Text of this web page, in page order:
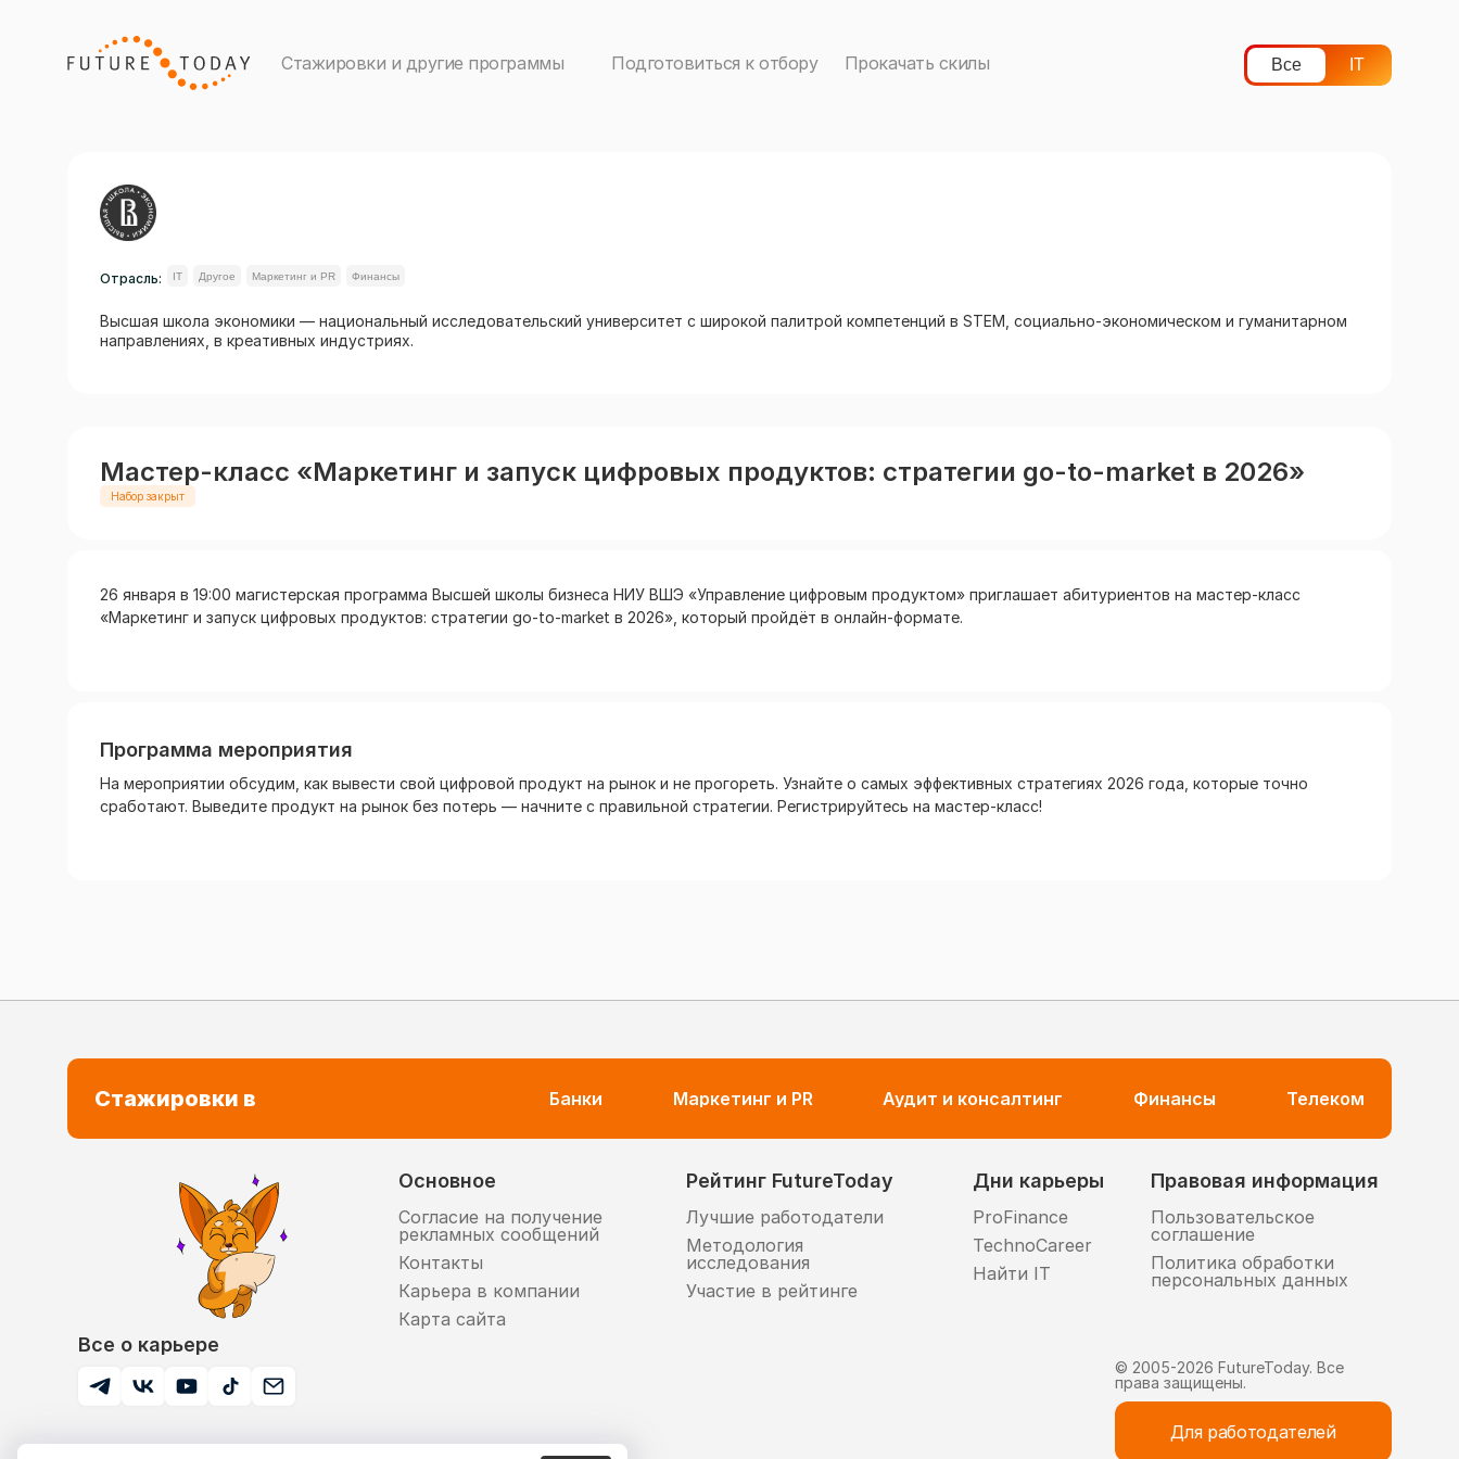
Стажировки и другие программы Подготовиться к отбору Прокачать скилы Все IT
Отрасль: IT Другое Маркетинг и PR Финансы
Высшая школа экономики — национальный исследовательский университет с широкой палитрой компетенций в STEM, социально-экономическом и гуманитарном
направлениях, в креативных индустриях.
Мастер-класс «Маркетинг и запуск цифровых продуктов: стратегии go-to-market в 2026»
Набор закрыт
26 января в 19:00 магистерская программа Высшей школы бизнеса НИУ ВШЭ «Управление цифровым продуктом» приглашает абитуриентов на мастер-класс
«Маркетинг и запуск цифровых продуктов: стратегии go-to-market в 2026», который пройдёт в онлайн-формате.
Программа мероприятия
На мероприятии обсудим, как вывести свой цифровой продукт на рынок и не прогореть. Узнайте о самых эффективных стратегиях 2026 года, которые точно
сработают. Выведите продукт на рынок без потерь — начните с правильной стратегии. Регистрируйтесь на мастер-класс!
Стажировки в Банки Маркетинг и PR Аудит и консалтинг Финансы Телеком
Все о карьере
Основное
Согласие на получение
рекламных сообщений
Контакты
Карьера в компании
Карта сайта
Рейтинг FutureToday
Лучшие работодатели
Методология
исследования
Участие в рейтинге
Дни карьеры
ProFinance
TechnoCareer
Найти IT
Правовая информация
Пользовательское
соглашение
Политика обработки
персональных данных
© 2005-2026 FutureToday. Все
права защищены.
Для работодателей